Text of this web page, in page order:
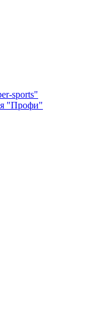
sports"
"Профи"